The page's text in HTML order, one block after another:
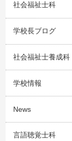
社会福祉士科
学校長ブログ
社会福祉士養成科
学校情報
News
言語聴覚士科